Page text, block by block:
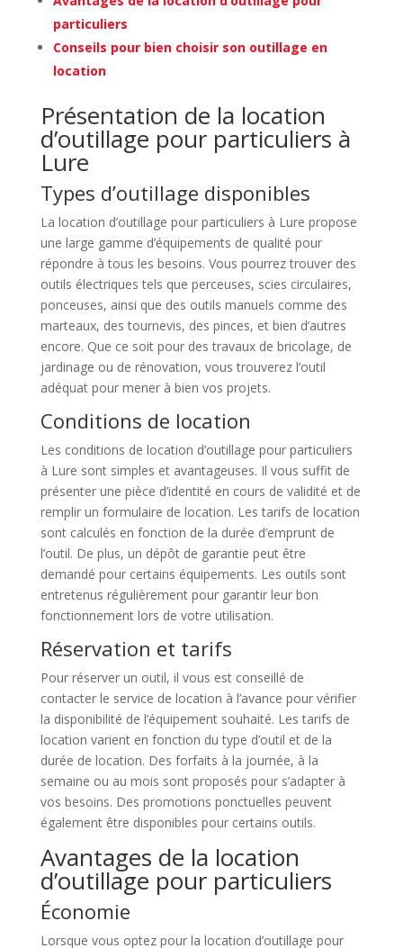
particuliers
Conseils pour bien choisir son outillage en
location
Présentation de la location
d’outillage pour particuliers à
Lure
Types d’outillage disponibles
La location d’outillage pour particuliers à Lure propose
une large gamme d’équipements de qualité pour
répondre à tous les besoins. Vous pourrez trouver des
outils électriques tels que perceuses, scies circulaires,
ponceuses, ainsi que des outils manuels comme des
marteaux, des tournevis, des pinces, et bien d’autres
encore. Que ce soit pour des travaux de bricolage, de
jardinage ou de rénovation, vous trouverez l’outil
adéquat pour mener à bien vos projets.
Conditions de location
Les conditions de location d’outillage pour particuliers
à Lure sont simples et avantageuses. Il vous suffit de
présenter une pièce d’identité en cours de validité et de
remplir un formulaire de location. Les tarifs de location
sont calculés en fonction de la durée d’emprunt de
l’outil. De plus, un dépôt de garantie peut être
demandé pour certains équipements. Les outils sont
entretenus régulièrement pour garantir leur bon
fonctionnement lors de votre utilisation.
Réservation et tarifs
Pour réserver un outil, il vous est conseillé de
contacter le service de location à l’avance pour vérifier
la disponibilité de l’équipement souhaité. Les tarifs de
location varient en fonction du type d’outil et de la
durée de location. Des forfaits à la journée, à la
semaine ou au mois sont proposés pour s’adapter à
vos besoins. Des promotions ponctuelles peuvent
également être disponibles pour certains outils.
Avantages de la location
d’outillage pour particuliers
Économie
Lorsque vous optez pour la location d’outillage pour